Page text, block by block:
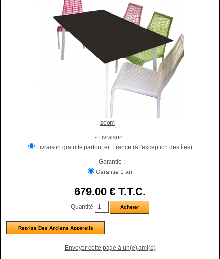
zoom
- Livraison :
Livraison gratuite partout en France (à l'exception des îles)
- Garantie :
Garantie 1 an
679.00 € T.T.C.
Quantité
Reprise Des Anciens Appareils
Envoyer cette page à un(e) ami(e)